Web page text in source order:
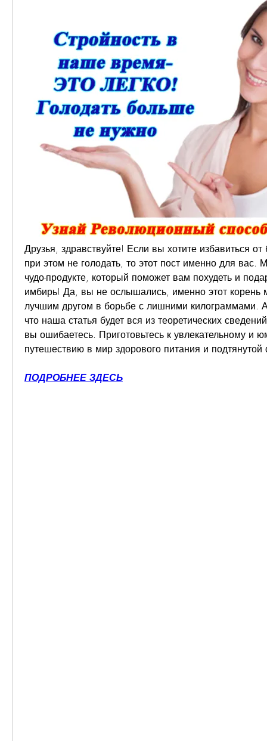
Друзья, здравствуйте! Если вы хотите избавиться
при этом не голодать, то этот пост именно для
чудо-продукте, который поможет вам похудеть и
имбирь! Да, вы не ослышались, именно этот корень
лучшим другом в борьбе с лишними килограммами.
что наша статья будет вся из теоретических
вы ошибаетесь. Приготовьтесь к увлекательному и
путешествию в мир здорового питания и
ПОДРОБНЕЕ ЗДЕСЬ